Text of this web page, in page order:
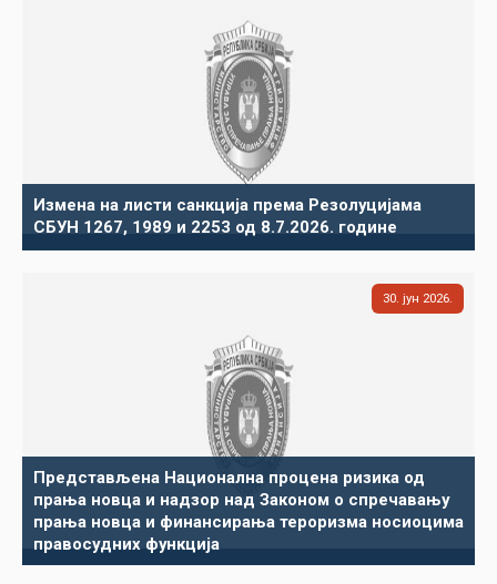
Измена на листи санкција према Резолуцијама
СБУН 1267, 1989 и 2253 од 8.7.2026. године
30 јун 2026
Представљена Национална процена ризика од
прања новца и надзор над Законом о спречавању
прања новца и финансирања тероризма носиоцима
правосудних функција